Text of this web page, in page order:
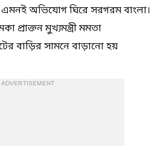
এমনই অভিযোগ ঘিরে সরগরম বাংলা।
প্রাক্তন মুখ্যমন্ত্রী মমতা
বাড়ির সামনে বাড়ানো হয়
ADVERTISEMENT